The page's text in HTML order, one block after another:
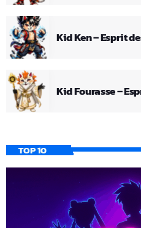
Kid Ken – Esprit
Kid Fourasse –
TOP 10